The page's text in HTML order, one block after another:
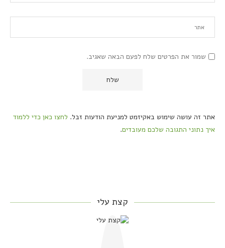
שמור את הפרטים שלח לפעם הבאה שאגיב.
אתר זה עושה שימוש באקיזמט למניעת הודעות זבל. לחצו כאן כדי ללמוד
איך נתוני התגובה שלכם מעובדים.
קצת עלי